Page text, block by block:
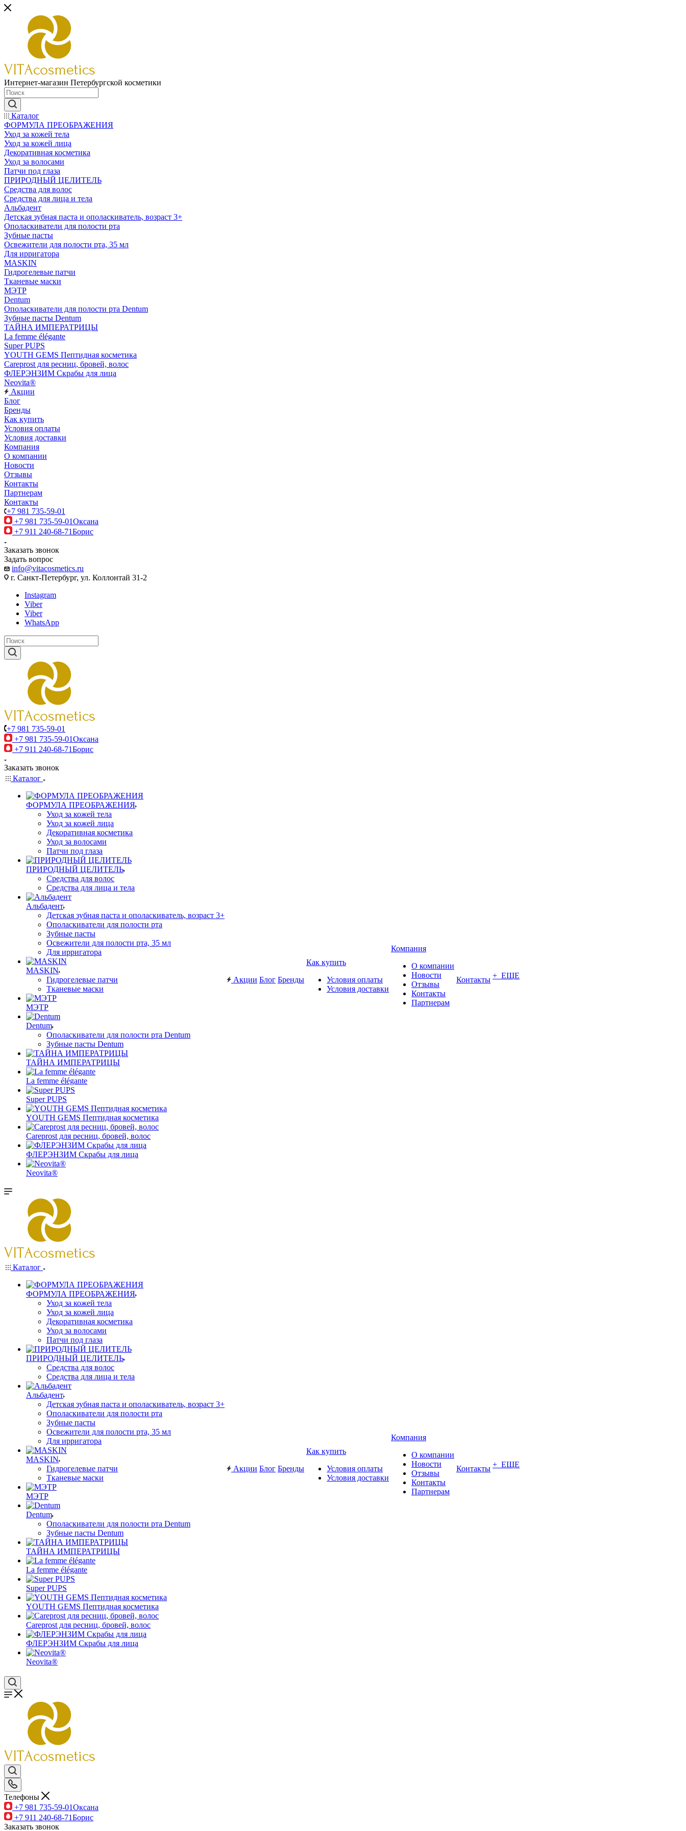
Интернет-магазин Петербургской косметики
Каталог
ФОРМУЛА ПРЕОБРАЖЕНИЯ
Уход за кожей тела
Уход за кожей лица
Декоративная косметика
Уход за волосами
Патчи под глаза
ПРИРОДНЫЙ ЦЕЛИТЕЛЬ
Средства для волос
Средства для лица и тела
Альбадент
Детская зубная паста и ополаскиватель, возраст 3+
Ополаскиватели для полости рта
Зубные пасты
Освежители для полости рта, 35 мл
Для ирригатора
MASKIN
Гидрогелевые патчи
Тканевые маски
МЭТР
Dentum
Ополаскиватели для полости рта Dentum
Зубные пасты Dentum
ТАЙНА ИМПЕРАТРИЦЫ
La femme élégante
Super PUPS
YOUTH GEMS Пептидная косметика
Careprost для ресниц, бровей, волос
ФЛЕРЭНЗИМ Скрабы для лица
Neovita®
Акции
Блог
Бренды
Как купить
Условия оплаты
Условия доставки
Компания
О компании
Новости
Отзывы
Контакты
Партнерам
Контакты
+7 981 735-59-01
+7 981 735-59-01Оксана
+7 911 240-68-71Борис
Заказать звонок
Задать вопрос
info@vitacosmetics.ru
г. Санкт-Петербург, ул. Коллонтай 31-2
Instagram
Viber
Viber
WhatsApp
+7 981 735-59-01
+7 981 735-59-01Оксана
+7 911 240-68-71Борис
Заказать звонок
Каталог
ФОРМУЛА ПРЕОБРАЖЕНИЯ
Уход за кожей тела
Уход за кожей лица
Декоративная косметика
Уход за волосами
Патчи под глаза
ПРИРОДНЫЙ ЦЕЛИТЕЛЬ
Средства для волос
Средства для лица и тела
Альбадент
Детская зубная паста и ополаскиватель, возраст 3+
Ополаскиватели для полости рта
Зубные пасты
Освежители для полости рта, 35 мл
Для ирригатора
MASKIN
Гидрогелевые патчи
Тканевые маски
МЭТР
Dentum
Ополаскиватели для полости рта Dentum
Зубные пасты Dentum
ТАЙНА ИМПЕРАТРИЦЫ
La femme élégante
Super PUPS
YOUTH GEMS Пептидная косметика
Careprost для ресниц, бровей, волос
ФЛЕРЭНЗИМ Скрабы для лица
Neovita®
Акции Блог Бренды
Как купить
Условия оплаты
Условия доставки
Компания
О компании
Новости
Отзывы
Контакты
Партнерам
Контакты + ЕЩЕ
Каталог
ФОРМУЛА ПРЕОБРАЖЕНИЯ
Уход за кожей тела
Уход за кожей лица
Декоративная косметика
Уход за волосами
Патчи под глаза
ПРИРОДНЫЙ ЦЕЛИТЕЛЬ
Средства для волос
Средства для лица и тела
Альбадент
Детская зубная паста и ополаскиватель, возраст 3+
Ополаскиватели для полости рта
Зубные пасты
Освежители для полости рта, 35 мл
Для ирригатора
MASKIN
Гидрогелевые патчи
Тканевые маски
МЭТР
Dentum
Ополаскиватели для полости рта Dentum
Зубные пасты Dentum
ТАЙНА ИМПЕРАТРИЦЫ
La femme élégante
Super PUPS
YOUTH GEMS Пептидная косметика
Careprost для ресниц, бровей, волос
ФЛЕРЭНЗИМ Скрабы для лица
Neovita®
Акции Блог Бренды
Как купить
Условия оплаты
Условия доставки
Компания
О компании
Новости
Отзывы
Контакты
Партнерам
Контакты + ЕЩЕ
Телефоны
+7 981 735-59-01Оксана
+7 911 240-68-71Борис
Заказать звонок